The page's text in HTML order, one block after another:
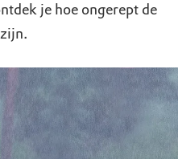
je hoe ongerept de